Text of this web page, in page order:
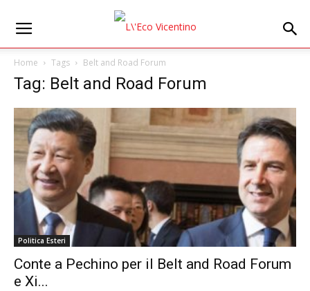
Home Tags Belt and Road Forum
Tag: Belt and Road Forum
Politica Esteri
Conte a Pechino per il Belt and Road Forum
e Xi...